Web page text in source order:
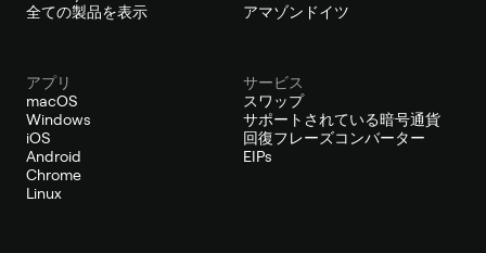
全ての製品を表示
アマゾンドイツ
アプリ
macOS
Windows
iOS
Android
Chrome
Linux
サービス
スワップ
サポートされている暗号通貨
回復フレーズコンバーター
EIPs